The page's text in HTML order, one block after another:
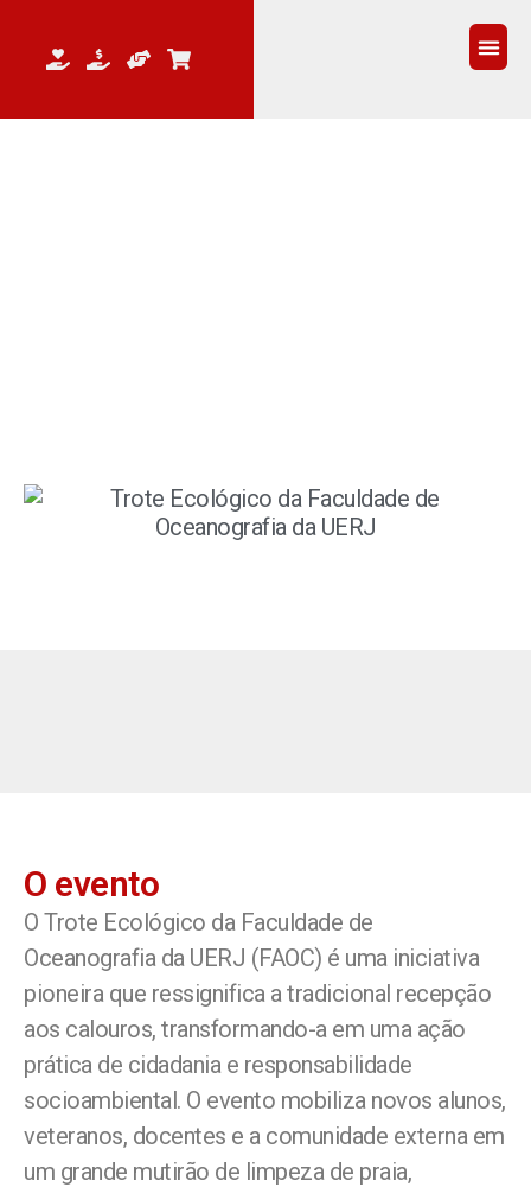
O evento
O Trote Ecológico da Faculdade de
Oceanografia da UERJ (FAOC) é uma iniciativa
pioneira que ressignifica a tradicional recepção
aos calouros, transformando-a em uma ação
prática de cidadania e responsabilidade
socioambiental. O evento mobiliza novos alunos,
veteranos, docentes e a comunidade externa em
um grande mutirão de limpeza de praia,